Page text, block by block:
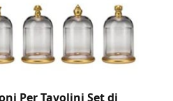
Per Tavolini Set di